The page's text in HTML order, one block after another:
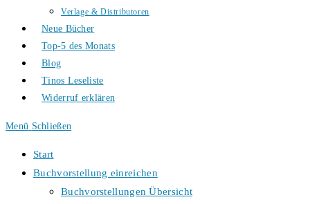
Verlage & Distributoren
Neue Bücher
Top-5 des Monats
Blog
Tinos Leseliste
Widerruf erklären
Menü Schließen
Start
Buchvorstellung einreichen
Buchvorstellungen Übersicht